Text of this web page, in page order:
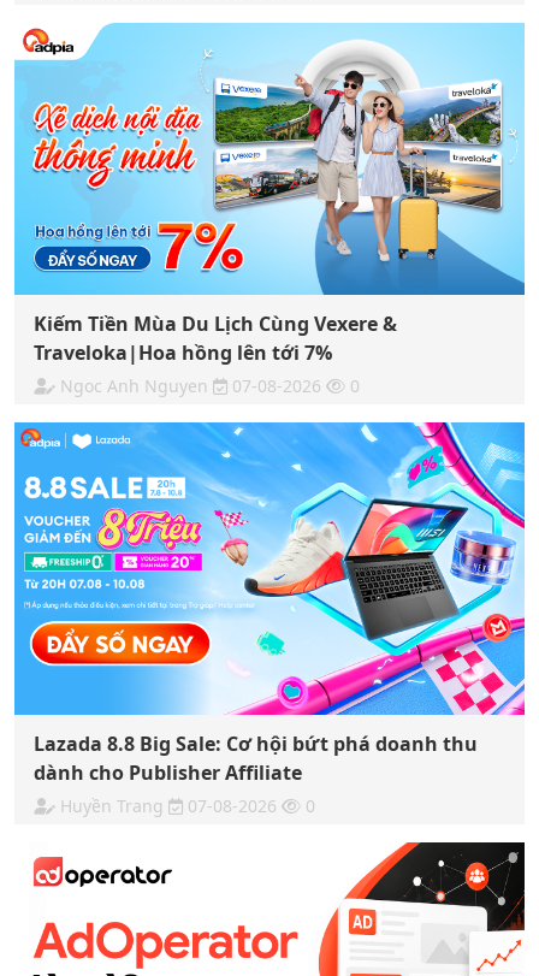
Kiếm Tiền Mùa Du Lịch Cùng Vexere &
Traveloka|Hoa hồng lên tới 7%
Ngoc Anh Nguyen 07-08-2026 0
Lazada 8.8 Big Sale: Cơ hội bứt phá doanh thu
dành cho Publisher Affiliate
Huyền Trang 07-08-2026 0